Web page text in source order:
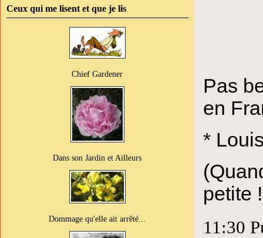
Ceux qui me lisent et que je lis
Chief Gardener
Dans son Jardin et Ailleurs
Dommage qu'elle ait arrêté...
Pas
en
*
petite
11:30